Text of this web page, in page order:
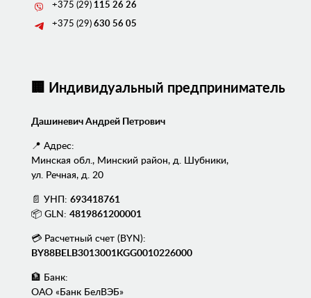
+375 (29) 115 26 26
+375 (29) 630 56 05
🏢 Индивидуальный предприниматель
Дашиневич Андрей Петрович
📍 Адрес:
Минская обл., Минский район, д. Шубники,
ул. Речная, д. 20
📄 УНП: 693418761
📦 GLN: 4819861200001
💳 Расчетный счет (BYN):
BY88BELB3013001KGG0010226000
🏦 Банк:
ОАО «Банк БелВЭБ»